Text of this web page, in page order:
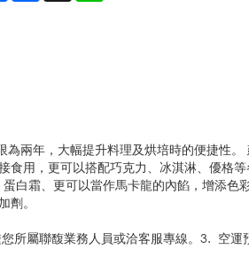
兩年，大幅提升料理及烘培時的便捷性。
用，更可以搭配巧克力、冰淇淋、優格等
白霜、更可以當作馬卡龍的內餡，增添色
劑。
所屬聯馥業務人員或洽客服專線。3. 空運